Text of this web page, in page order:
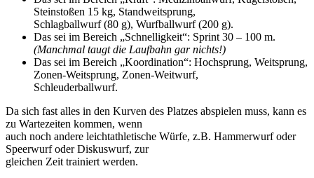
Steinstoßen 15 kg, Standweitsprung,
Schlagballwurf (80 g), Wurfballwurf (200 g).
Das sei im Bereich „Schnelligkeit“: Sprint 30 – 100 m.
(Manchmal taugt die Laufbahn gar nichts!)
Das sei im Bereich „Koordination“: Hochsprung, Weitsprung,
Zonen-Weitsprung, Zonen-Weitwurf,
Schleuderballwurf.
Da sich fast alles in den Kurven des Platzes abspielen muss, kann es
zu Wartezeiten kommen, wenn
auch noch andere leichtathletische Würfe, z.B. Hammerwurf oder
Speerwurf oder Diskuswurf, zur
gleichen Zeit trainiert werden.